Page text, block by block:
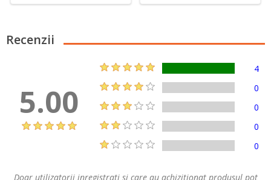
Recenzii
5.00
4
0
0
0
0
Doar utilizatorii inregistrati si care au achizitionat produsul pot